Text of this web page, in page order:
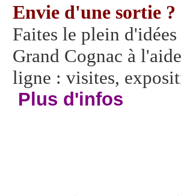
Envie d'une sortie ?
Faites le plein
Grand Cognac à
ligne : visites,
Plus d'infos